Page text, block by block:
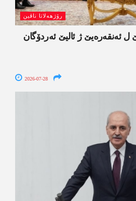
رۆژھەلاتا ناڤین
ئەنقەرەیێ ژ ئالیێ ئەردۆگان
2026-07-28